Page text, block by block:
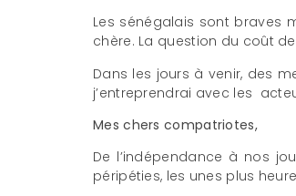
Les sénégalais sont braves
chère. La question du coût
Dans les jours à venir, des
j’entreprendrai avec les
Mes chers compatriotes,
De l’indépendance à nos
péripéties, les unes plus